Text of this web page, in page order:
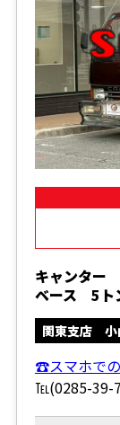
キャンタ
ベース 5ト
関東支店 小
☎スマホで
℡(0285-39-